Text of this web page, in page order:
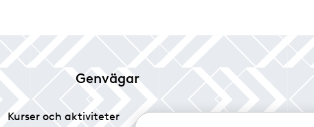
Genvägar
Kurser och aktiviteter
Tidningen Glas